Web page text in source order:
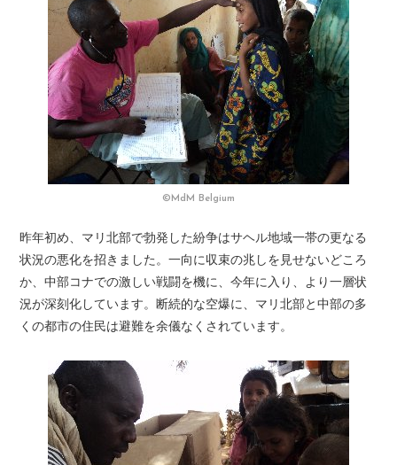
©MdM Belgium
昨年初め、マリ北部で勃発した紛争はサヘル地域一帯の更なる
状況の悪化を招きました。一向に収束の兆しを見せないどころ
か、中部コナでの激しい戦闘を機に、今年に入り、より一層状
況が深刻化しています。断続的な空爆に、マリ北部と中部の多
くの都市の住民は避難を余儀なくされています。